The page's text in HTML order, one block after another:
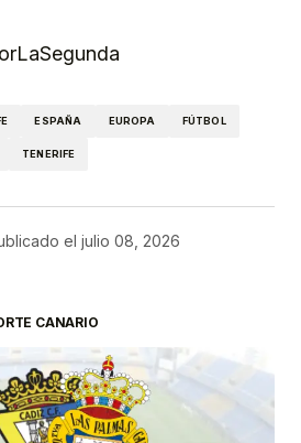
ESPAÑA EUROPA FÚTBOL
TENERIFE
el julio 08, 2026
CANARIO